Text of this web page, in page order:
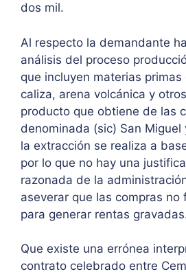
dos mil.
Al respecto la demandante
análisis del proceso
que incluyen materias primas
caliza, arena volcánica y
producto que obtiene de las
denominada (sic) San Miguel
la extracción se realiza a
por lo que no hay una
razonada de la
aseverar que las compras no
para generar rentas
Que existe una errónea
contrato celebrado entre